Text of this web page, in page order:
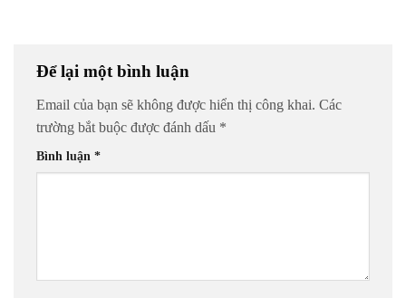
Để lại một bình luận
Email của bạn sẽ không được hiển thị công khai. Các
trường bắt buộc được đánh dấu *
Bình luận *